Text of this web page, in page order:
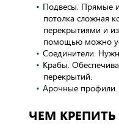
Подвесы. Прямые
потолка сложная
перекрытиями и
помощью можно
Соединители.
Крабы.
перекрытий.
Арочные профили.
ЧЕМ